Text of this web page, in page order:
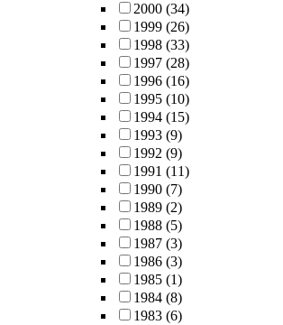
2000 (34)
1999 (26)
1998 (33)
1997 (28)
1996 (16)
1995 (10)
1994 (15)
1993 (9)
1992 (9)
1991 (11)
1990 (7)
1989 (2)
1988 (5)
1987 (3)
1986 (3)
1985 (1)
1984 (8)
1983 (6)